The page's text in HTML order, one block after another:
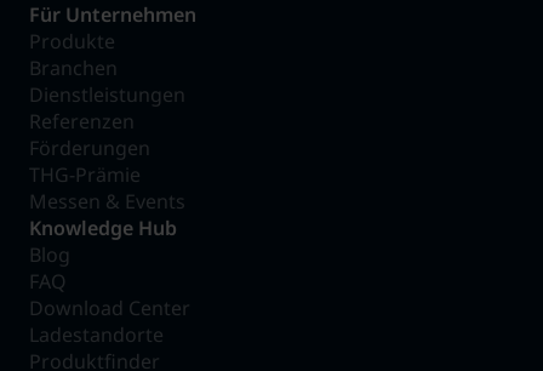
Für Unternehmen
Produkte
Branchen
Dienstleistungen
Referenzen
Förderungen
THG-Prämie
Messen & Events
Knowledge Hub
Blog
FAQ
Download Center
Ladestandorte
Produktfinder